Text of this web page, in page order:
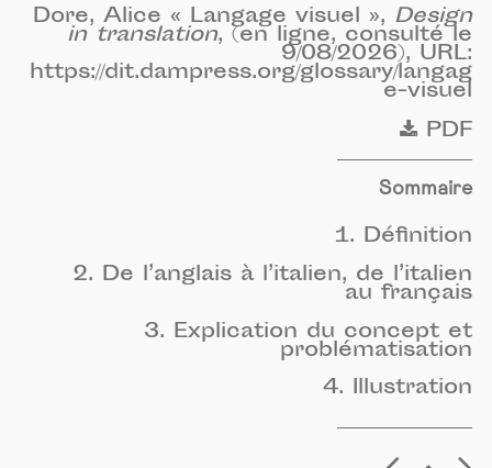
Dore, Alice « Langage visuel », Design
in translation, (en ligne, consulté le
9/08/2026), URL:
https://dit.dampress.org/glossary/langag
e-visuel
PDF
Sommaire
1. Définition
2. De l’anglais à l’italien, de l’italien
au français
3. Explication du concept et
problématisation
4. Illustration